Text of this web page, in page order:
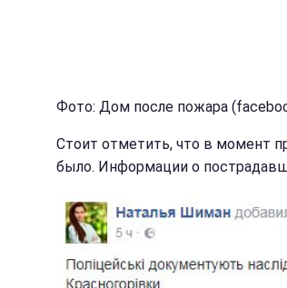
Фото: Дом после пожара
Стоит отметить, что в момент
было. Информации о